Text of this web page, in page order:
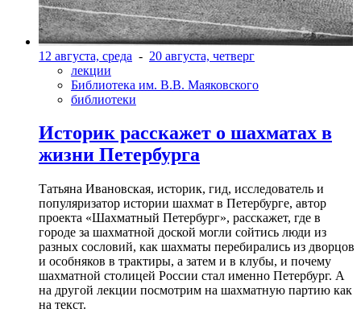
12 августа, среда - 20 августа, четверг
лекции
Библиотека им. В.В. Маяковского
библиотеки
Историк расскажет о шахматах в
жизни Петербурга
Татьяна Ивановская, историк, гид, исследователь и
популяризатор истории шахмат в Петербурге, автор
проекта «Шахматный Петербург», расскажет, где в
городе за шахматной доской могли сойтись люди из
разных сословий, как шахматы перебирались из дворцов
и особняков в трактиры, а затем и в клубы, и почему
шахматной столицей России стал именно Петербург. А
на другой лекции посмотрим на шахматную партию как
на текст.